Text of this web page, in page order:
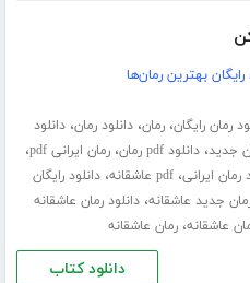
رایگان بهترین رمان‌ها
رمان رایگان،رمان،دانلود رمان،دانلود
جدید،دانلود pdf رمان ،رمان ایرانی pdf ،
رمان ایرانی،pdf عاشقانه ،دانلود رایگان
جدید عاشقانه،دانلود رمان عاشقانه
عاشقانه،رمان عاشقانه
دانلود کتاب